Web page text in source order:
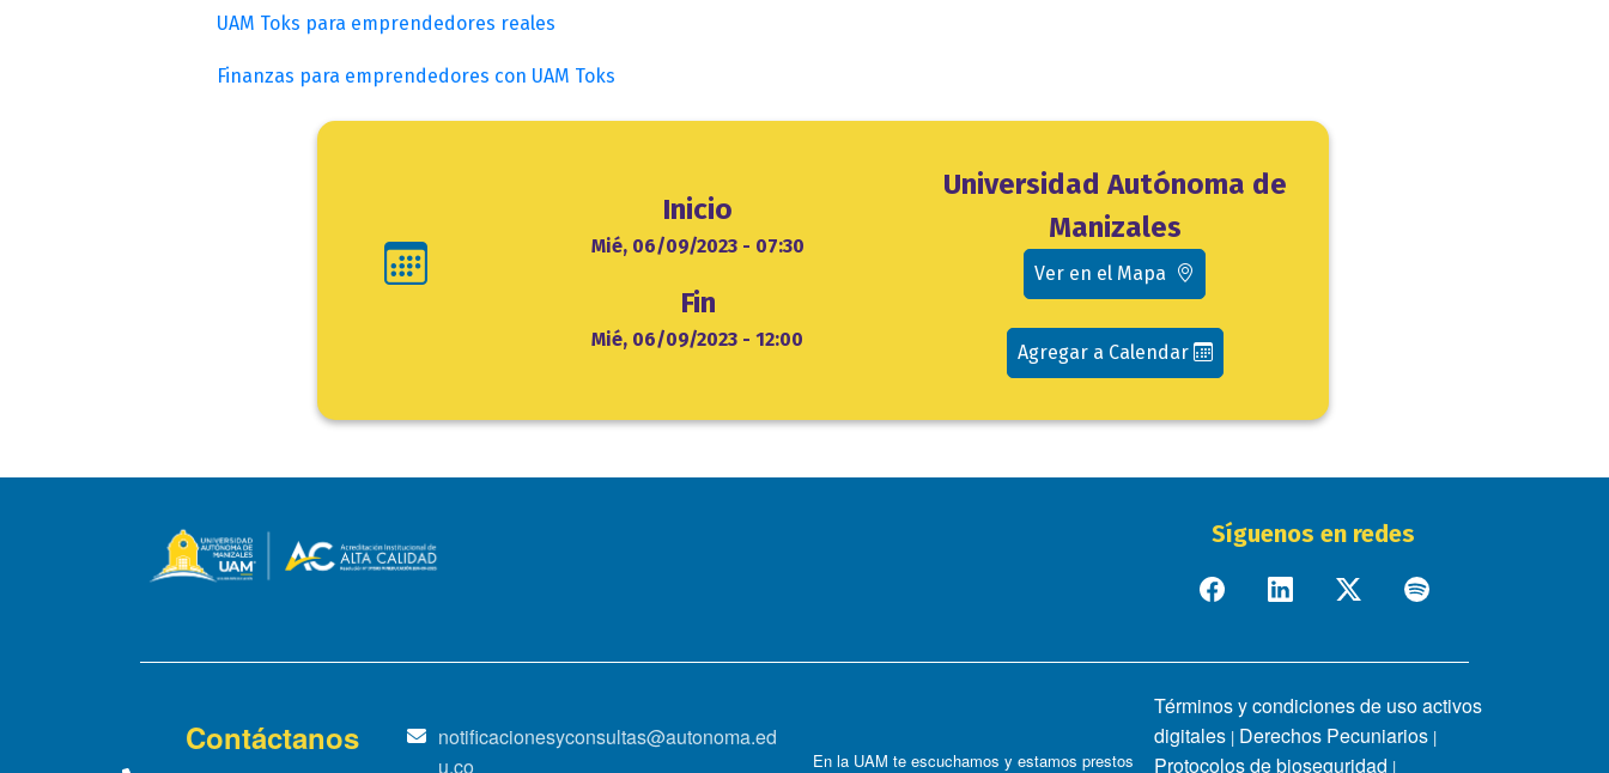
UAM Toks para emprendedores reales
Finanzas para emprendedores con UAM Toks
Inicio
Mié, 06/09/2023 - 07:30
Fin
Mié, 06/09/2023 - 12:00
Ubicación
Universidad Autónoma de
Manizales
Ver en el Mapa
Agregar a Calendar
Síguenos en redes
Contáctanos
notificacionesyconsultas@autonoma.ed
u.co
En la UAM te escuchamos y estamos prestos
Términos y condiciones de uso activos
digitales | Derechos Pecuniarios |
Protocolos de bioseguridad |